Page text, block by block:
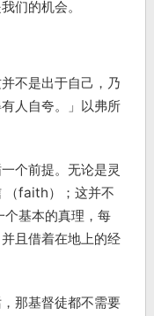
们的机会。
不是出于自己，乃
人自夸。」以弗所
个前提。无论是灵
（faith）；这并不
个基本的真理，每
且借着在地上的经
那基督徒都不需要